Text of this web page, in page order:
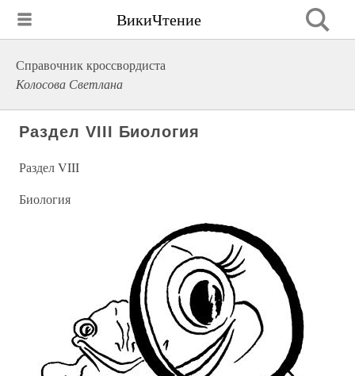
ВикиЧтение
Справочник кроссвордиста
Колосова Светлана
Раздел VIII Биология
Раздел VIII
Биология